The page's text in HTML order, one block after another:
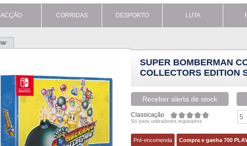
ACÇÃO CORRIDAS DESPORTO LUTA
SUPER BOMBERMAN
COLLECTORS EDITION
Receber alerta de stock
Classicação
Só para utilizadores registados
Pré-encomenda Compra e ganha 700